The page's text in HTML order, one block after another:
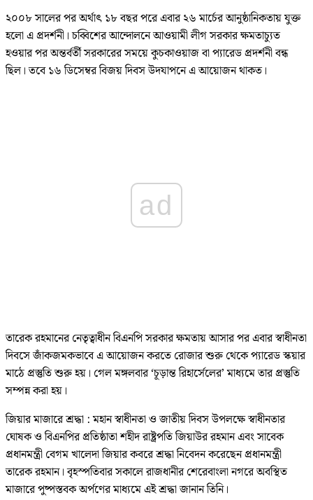
২০০৮ সালের পর অর্থাৎ ১৮ বছর পরে এবার ২৬ মার্চের আনুষ্ঠানিকতায় যুক্ত
হলো এ প্রদর্শনী। চব্বিশের আন্দোলনে আওয়ামী লীগ সরকার ক্ষমতাচ্যুত
হওয়ার পর অন্তর্বর্তী সরকারের সময়ে কুচকাওয়াজ বা প্যারেড প্রদর্শনী বন্ধ
ছিল। তবে ১৬ ডিসেম্বর বিজয় দিবস উদযাপনে এ আয়োজন থাকত।
ad
তারেক রহমানের নেতৃত্বাধীন বিএনপি সরকার ক্ষমতায় আসার পর এবার স্বাধীনতা
দিবসে জাঁকজমকভাবে এ আয়োজন করতে রোজার শুরু থেকে প্যারেড স্কয়ার
মাঠে প্রস্তুতি শুরু হয়। গেল মঙ্গলবার ‘চূড়ান্ত রিহার্সেলের’ মাধ্যমে তার প্রস্তুতি
সম্পন্ন করা হয়।
জিয়ার মাজারে শ্রদ্ধা : মহান স্বাধীনতা ও জাতীয় দিবস উপলক্ষে স্বাধীনতার
ঘোষক ও বিএনপির প্রতিষ্ঠাতা শহীদ রাষ্ট্রপতি জিয়াউর রহমান এবং সাবেক
প্রধানমন্ত্রী বেগম খালেদা জিয়ার কবরে শ্রদ্ধা নিবেদন করেছেন প্রধানমন্ত্রী
তারেক রহমান। বৃহস্পতিবার সকালে রাজধানীর শেরেবাংলা নগরে অবস্থিত
মাজারে পুষ্পস্তবক অর্পণের মাধ্যমে এই শ্রদ্ধা জানান তিনি।